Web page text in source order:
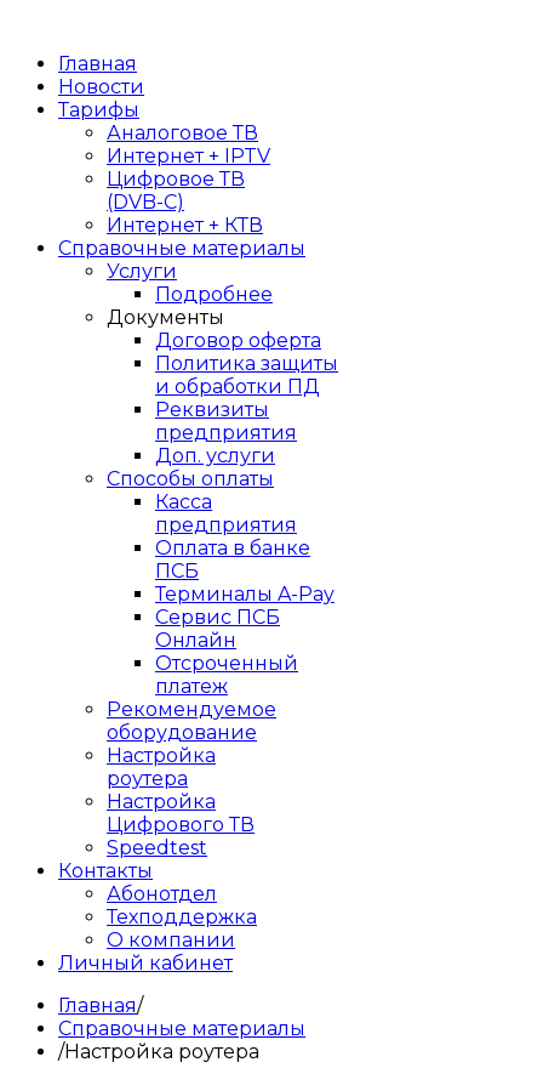
Главная
Новости
Тарифы
Аналоговое ТВ
Интернет + IPTV
Цифровое ТВ
(DVB-C)
Интернет + КТВ
Справочные материалы
Услуги
Подробнее
Документы
Договор оферта
Политика защиты
и обработки ПД
Реквизиты
предприятия
Доп. услуги
Способы оплаты
Касса
предприятия
Оплата в банке
ПСБ
Терминалы A-Pay
Сервис ПСБ
Онлайн
Отсроченный
платеж
Рекомендуемое
оборудование
Настройка
роутера
Настройка
Цифрового ТВ
Speedtest
Контакты
Абонотдел
Техподдержка
О компании
Личный кабинет
Главная/
Справочные материалы
/Настройка роутера